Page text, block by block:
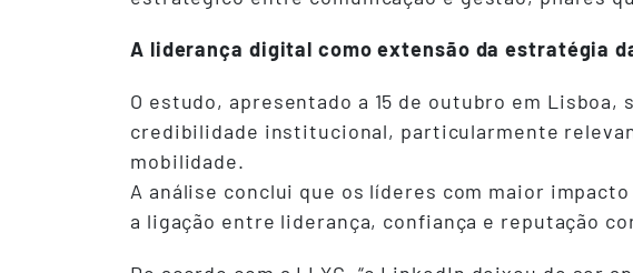
A liderança digital como extensão da estratégia
O estudo, apresentado a 15 de outubro em
credibilidade institucional, particularmente
mobilidade.
A análise conclui que os líderes com maior
a ligação entre liderança, confiança e reputação